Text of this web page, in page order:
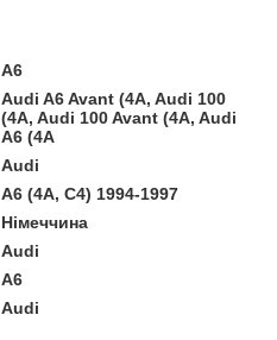
A6
Audi A6 Avant (4A, Audi 100
(4A, Audi 100 Avant (4A, Audi
A6 (4A
Audi
A6 (4A, C4) 1994-1997
Німеччина
Audi
A6
Audi